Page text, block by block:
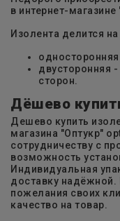
в интернет-магазине
Изолента делится
двусторонняя
сторон.
Дёшево
Дешево купить
магазина "Оптукр"
сотрудничеству с
возможность
Индивидуальная
доставку надёжной.
пожелания своих
качество на товар.